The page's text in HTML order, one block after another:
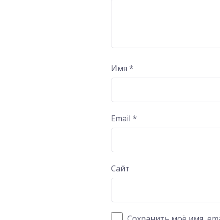
Имя*
Email*
Сайт